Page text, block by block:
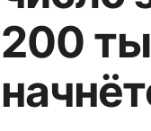
200